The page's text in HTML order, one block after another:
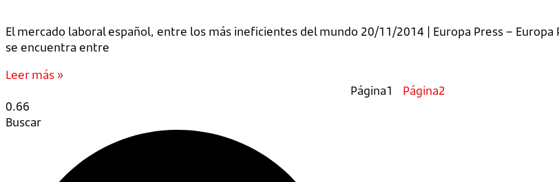
El mercado laboral español, entre los más ineficientes del mundo 20/11/2014 | Europa Press – Europa
se encuentra entre
Leer más »
Página1 Página2
Buscar